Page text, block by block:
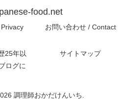
food.net
お問い合わせ / Contact
25年以
ログに
サイトマップ
調理師おかだけんいち.